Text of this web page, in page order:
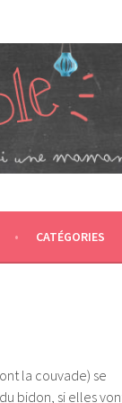
DEUX
CATÉGORIES
la couvade) se
bidon, si elles